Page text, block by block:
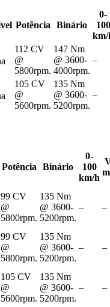
Potência Binário
0-
100
km/
112 CV
@
5800rpm.
147 Nm
@ 3600-
4000rpm.
–
105 CV
@
5600rpm.
135 Nm
@ 3600-
5200rpm.
–
Potência Binário
0-
100
km/h
99 CV
@
5800rpm.
135 Nm
@ 3600-
5200rpm.
– –
99 CV
@
5800rpm.
135 Nm
@ 3600-
5200rpm.
– –
105 CV
@
5600rpm.
135 Nm
@ 3600-
5200rpm.
– –